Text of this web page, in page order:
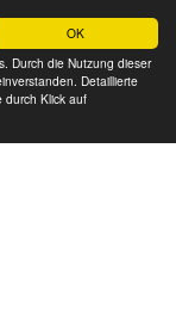
OK
Durch die Nutzung dieser
Detaillierte
durch Klick auf